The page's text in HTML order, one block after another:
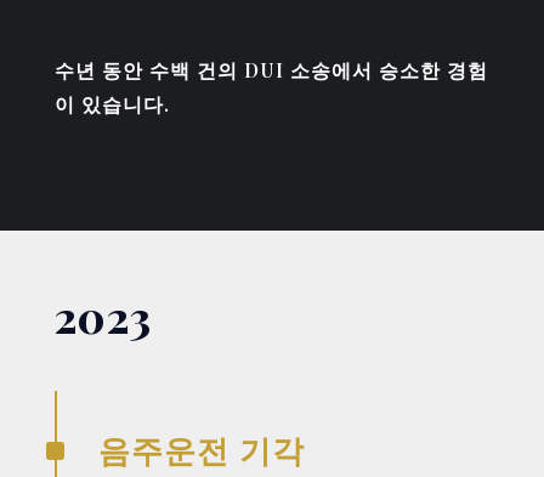
수년 동안 수백 건의 DUI 소송에서 승소한 경험
이 있습니다.
2023
^ 음주운전 기각